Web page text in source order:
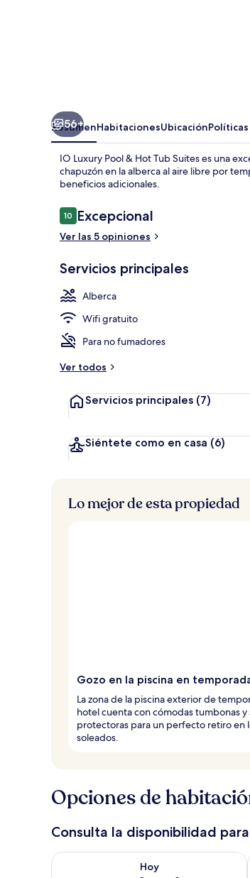
56+
ResumenHabitacionesUbicaciónPolíticas
IO Luxury Pool & Hot Tub Suites es una
chapuzón en la alberca al aire libre por
beneficios adicionales.
Opiniones
1010 de 10,
Excepcional
Ver las 5 opiniones
Servicios principales
Alberca
Wifi gratuito
Para no fumadores
Ver todos
Servicios principales (7)
Siéntete como en casa (6)
Lo mejor de esta propiedad
Gozo en la piscina en
La zona de la piscina exterior de
hotel cuenta con cómodas tumbonas y
protectoras para un perfecto retiro en
soleados.
Opciones de
Consulta la disponibilidad
Hoy
Consulta la disponibilidad para hoy